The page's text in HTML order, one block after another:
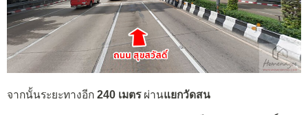
จากนั้นระยะทางอีก 240 เมตรผ่านแยกวัดสน